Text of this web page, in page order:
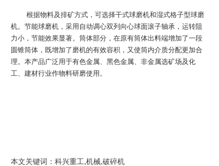
根据物料及排矿方式，可选择干式球磨机和湿式格子型球磨
机。节能球磨机，采用自动调心双列向心球面滚子轴承，运转阻
力小，节能效果显著。筒体部分，在原有筒体出料端增加了一段
圆锥筒体，既增加了磨机的有效容积，又使筒内介质分配更加合
理。本产品广泛用于有色金属、黑色金属、非金属选矿场及化
工、建材行业作物料研磨使用。
本文关键词：科兴重工,机械,破碎机